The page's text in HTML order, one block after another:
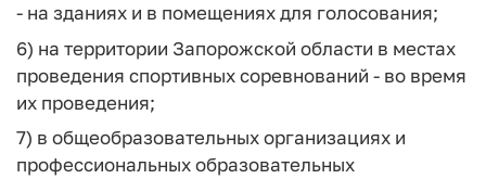
- на зданиях и в помещениях для голосования;
6) на территории Запорожской области в местах
проведения спортивных соревнований - во время
их проведения;
7) в общеобразовательных организациях и
профессиональных образовательных